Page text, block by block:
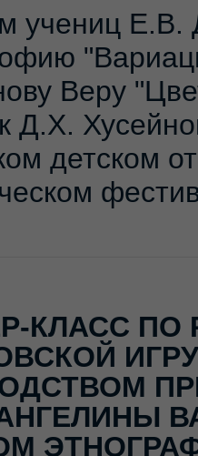
учениц Е.В.
Веру
Д.Х.
детском
КЛАСС ПО